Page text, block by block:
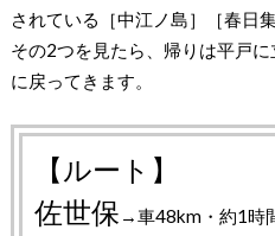
されている［中江ノ島］［春日
その2つを見たら、帰りは平戸
に戻ってきます。
【ルート】
佐世保 →車48km・約1時